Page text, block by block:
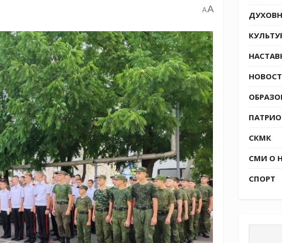
AA
СКМК
СМИ О
СПОРТ